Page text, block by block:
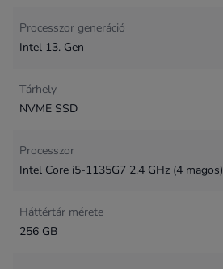
Processzor generáció
Intel 13. Gen
Tárhely
NVME SSD
Processzor
Intel Core i5-1135G7 2.4 GHz (4 magos)
Háttértár mérete
256 GB